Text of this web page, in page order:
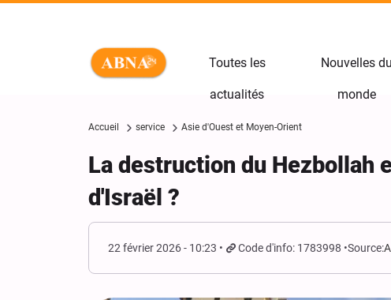
Toutes les
actualités
Nouvelles du
monde
Accueil service Asie d'Ouest et Moyen-Orient
La destruction du Hezbollah
d'Israël ?
22 février 2026 - 10:23 Code d'info: 1783998 Source: